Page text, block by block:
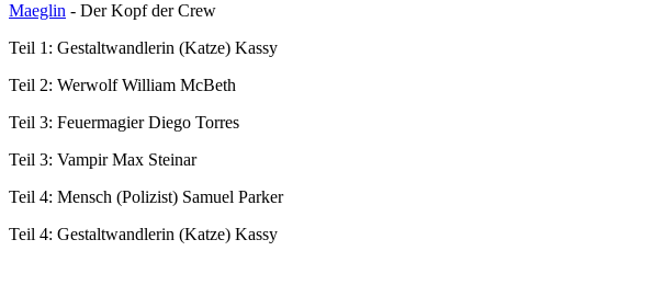
Maeglin - Der Kopf der Crew
Teil 1: Gestaltwandlerin (Katze) Kassy
Teil 2: Werwolf William McBeth
Teil 3: Feuermagier Diego Torres
Teil 3: Vampir Max Steinar
Teil 4: Mensch (Polizist) Samuel Parker
Teil 4: Gestaltwandlerin (Katze) Kassy